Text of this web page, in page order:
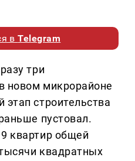
вTelegram
три
новом микрорайоне
строительства
пустовал.
квартир общей
квадратных